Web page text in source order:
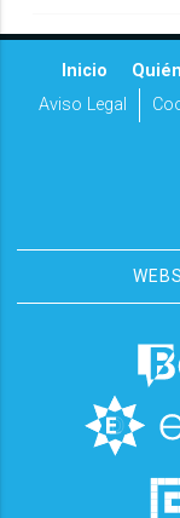
Inicio
Aviso Legal